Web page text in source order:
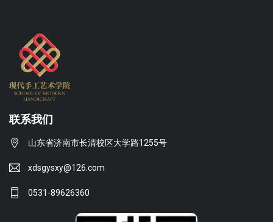
联系我们
山东省济南市长清校区大学路1255号
xdsgysxy@126.com
0531-89626360